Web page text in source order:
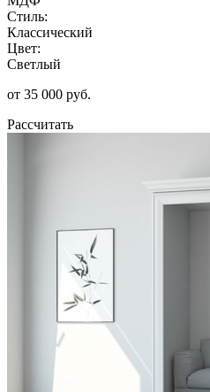
Стиль:
Классический
Цвет:
Светлый
от 35 000 руб.
Рассчитать